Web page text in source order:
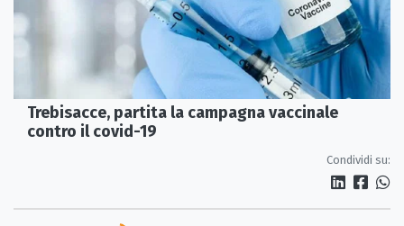
Trebisacce, partita la campagna vaccinale
contro il covid-19
Condividi su: